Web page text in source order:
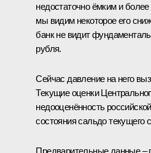
недостаточно ёмким и
мы видим некоторое его
банк не видит
рубля.
Сейчас давление на него
Текущие оценки
недооценённость
состояния сальдо текущего
Предварительные данные –